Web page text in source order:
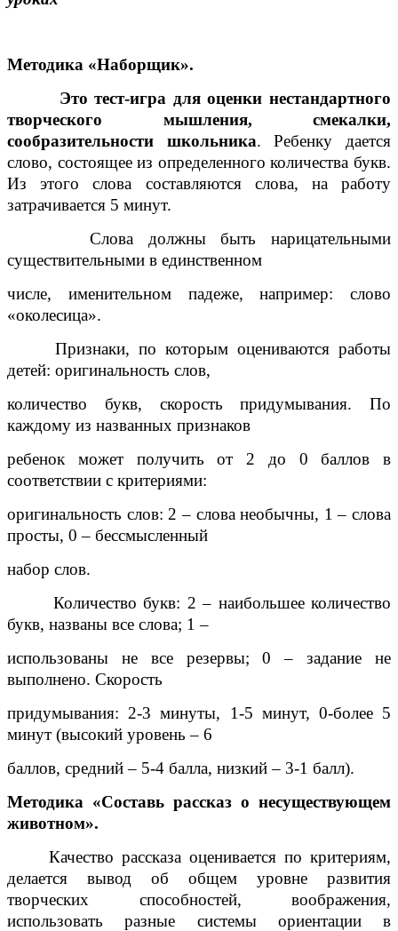
Методика «Наборщик».
Это тест-игра для оценки нестандартного
творческого мышления, смекалки,
сообразительности школьника. Ребенку дается
слово, состоящее из определенного количества букв.
Из этого слова составляются слова, на работу
затрачивается 5 минут.
Слова должны быть нарицательными
существительными в единственном
числе, именительном падеже, например: слово
«околесица».
Признаки, по которым оцениваются работы
детей: оригинальность слов,
количество букв, скорость придумывания. По
каждому из названных признаков
ребенок может получить от 2 до 0 баллов в
соответствии с критериями:
оригинальность слов: 2 – слова необычны, 1 – слова
просты, 0 – бессмысленный
набор слов.
Количество букв: 2 – наибольшее количество
букв, названы все слова; 1 –
использованы не все резервы; 0 – задание не
выполнено. Скорость
придумывания: 2-3 минуты, 1-5 минут, 0-более 5
минут (высокий уровень – 6
баллов, средний – 5-4 балла, низкий – 3-1 балл).
Методика «Составь рассказ о несуществующем
животном».
Качество рассказа оценивается по критериям,
делается вывод об общем уровне развития
творческих способностей, воображения,
использовать разные системы ориентации в